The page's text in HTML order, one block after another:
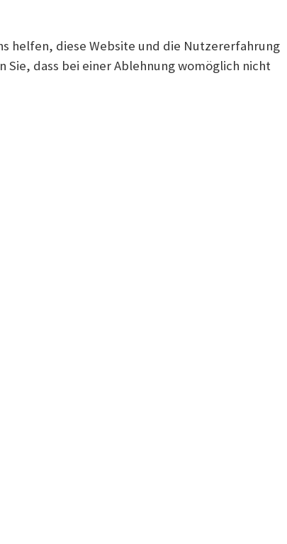
helfen, diese Website und die Nutzererfahrung
Sie, dass bei einer Ablehnung womöglich nicht